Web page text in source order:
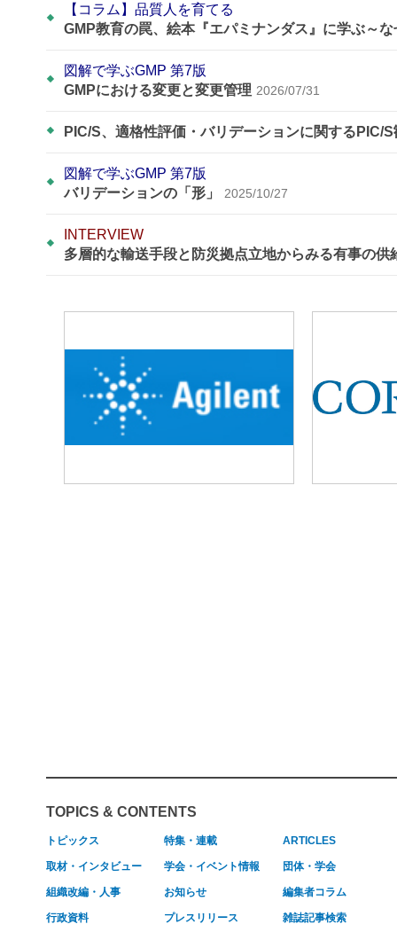
【コラム】品質人を育てる
GMP教育の罠、絵本『エパミナンダス』に学ぶ～
図解で学ぶGMP 第7版
GMPにおける変更と変更管理 2026/07/31
PIC/S、適格性評価・バリデーションに関するPIC/
図解で学ぶGMP 第7版
バリデーションの「形」
2025/10/27
INTERVIEW
多層的な輸送手段と防災拠点立地からみる有事の
TOPICS & CONTENTS
トピックス 特集・連載 ARTICLES
取材・インタビュー 学会・イベント情報 団体・学会
組織改編・人事 お知らせ 編集者コラム
行政資料 プレスリリース 雑誌記事検索